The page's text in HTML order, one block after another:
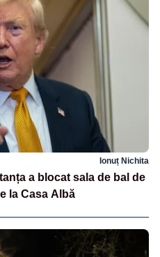
Ionuț Nichita
a blocat sala de bal de
la Casa Albă